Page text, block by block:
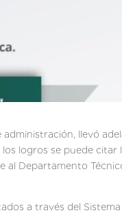
llevó
logros se puede
Departamento
a través del